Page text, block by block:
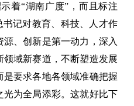
着“湖南广度”，而且标注
书记对教育、科技、人才作
、创新是第一动力，深入
域新赛道，不断塑造发展
要求各地各领域准确把握
为全局添彩。这就好比下